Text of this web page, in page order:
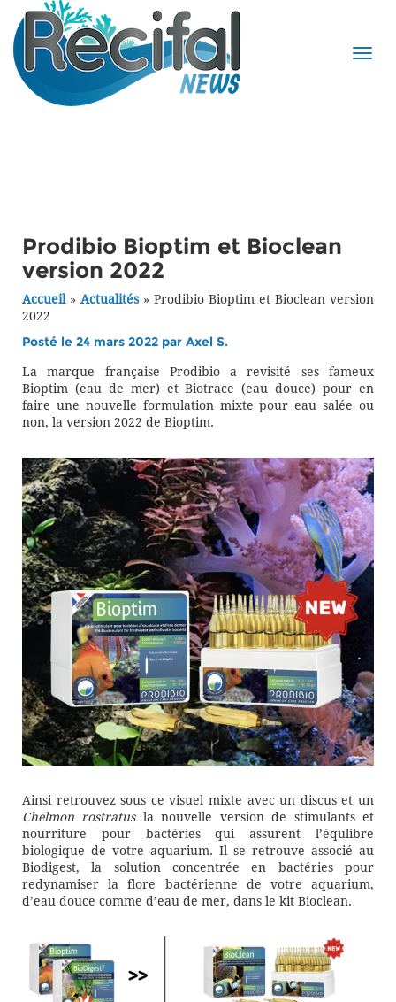
Prodibio Bioptim et Bioclean
version 2022
Accueil» Actualités» Prodibio Bioptim et Bioclean version
2022
Posté le 24 mars 2022 par Axel S.
La marque française Prodibio a revisité ses fameux
Bioptim (eau de mer) et Biotrace (eau douce) pour en
faire une nouvelle formulation mixte pour eau salée ou
non, la version 2022 de Bioptim.
Ainsi retrouvez sous ce visuel mixte avec un discus et un
Chelmon rostratusla nouvelle version de stimulants et
nourriture pour bactéries qui assurent l’équlibre
biologique de votre aquarium. Il se retrouve associé au
Biodigest, la solution concentrée en bactéries pour
redynamiser la flore bactérienne de votre aquarium,
d’eau douce comme d’eau de mer, dans le kit Bioclean.